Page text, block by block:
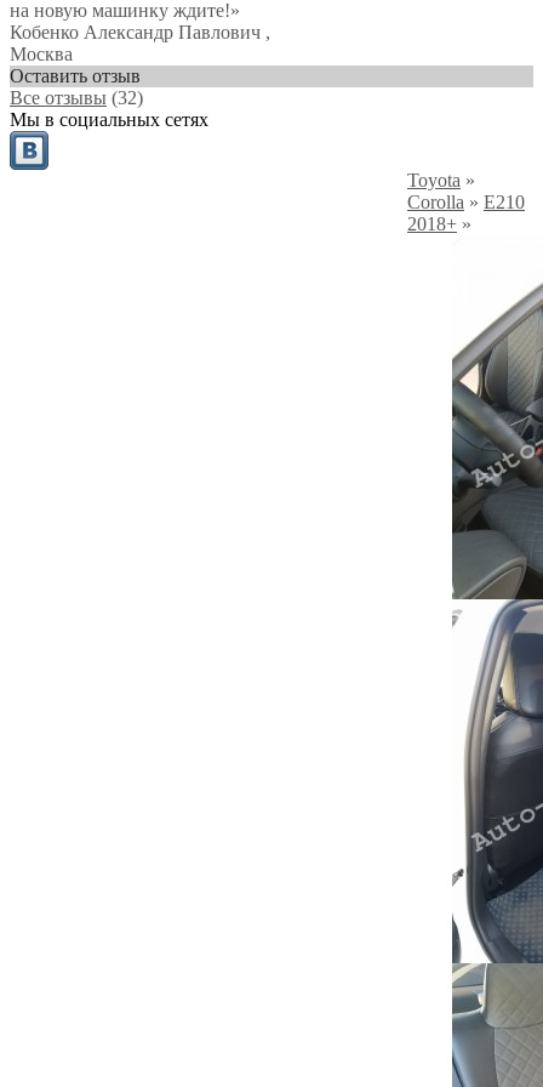
на новую машинку ждите!»
Кобенко Александр Павлович ,
Москва
Оставить отзыв
Все отзывы (32)
Мы в социальных сетях
Toyota »
Corolla » E210
2018+ »